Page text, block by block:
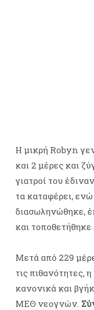
Η μικρή Robyn
και 2 μέρες και
γιατροί του
τα καταφέρει,
διασωληνώθηκε,
και τοποθετήθηκε
Μετά από 229
τις πιθανότητες,
κανονικά και
ΜΕΘ νεογνών.